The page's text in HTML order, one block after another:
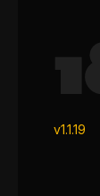
v1.1.19